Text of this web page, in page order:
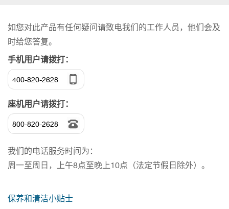
如您对此产品有任何疑问请致电我们的工作人员，他们会及
时给您答复。
手机用户请拨打：
400-820-2628
座机用户请拨打：
800-820-2628
我们的电话服务时间为：
周一至周日，上午8点至晚上10点（法定节假日除外）。
保养和清洁小贴士